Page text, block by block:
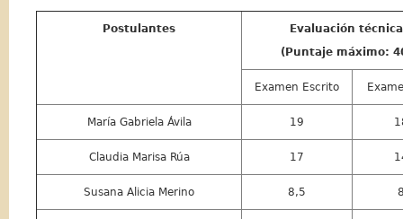
Postulantes
Evaluación técnica
(Puntaje máximo:
Examen Escrito
María Gabriela Ávila 19
Claudia Marisa Rúa 17
Susana Alicia Merino 8,5